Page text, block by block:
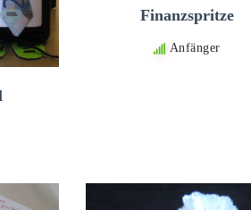
Finanzspritze
Anfänger